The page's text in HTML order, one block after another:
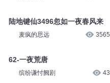
陆地键仙3496忽如一夜春风来
麦疯的思远 3565
62-一夜荒唐
缤纷谦忖阙剧 43